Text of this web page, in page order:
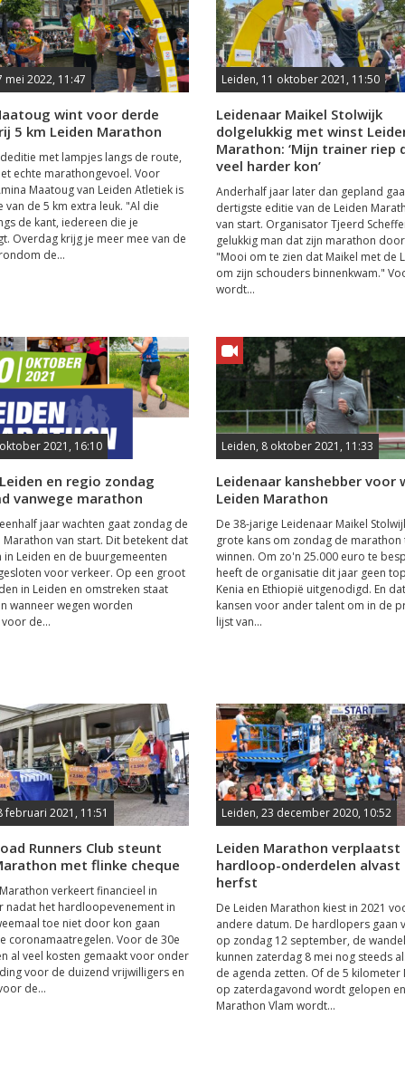
mei 2022, 11:47
wint voor derde
5 km Leiden Marathon
met lampjes langs de route,
echte marathongevoel. Voor
Maatoug van Leiden Atletiek is
van de 5 km extra leuk. "Al die
de kant, iedereen die je
Overdag krijg je meer mee van de
de...
Leiden, 11 oktober 2021, 11:50
Leidenaar Maikel Stolwijk
dolgelukkig met winst
Marathon: ‘Mijn trainer riep
veel harder kon’
Anderhalf jaar later dan gepland
dertigste editie van de Leiden
van start. Organisator Tjeerd
gelukkig man dat zijn marathon
"Mooi om te zien dat Maikel met de
om zijn schouders binnenkwam."
wordt...
2021, 16:10
en regio zondag
vanwege marathon
jaar wachten gaat zondag de
Marathon van start. Dit betekent dat
in Leiden en de buurgemeenten
voor verkeer. Op een groot
in Leiden en omstreken staat
wanneer wegen worden
de...
Leiden, 8 oktober 2021, 11:33
Leidenaar kanshebber voor
Leiden Marathon
De 38-jarige Leidenaar Maikel
grote kans om zondag de marathon
winnen. Om zo'n 25.000 euro te
heeft de organisatie dit jaar geen
Kenia en Ethiopië uitgenodigd. En
kansen voor ander talent om in de
lijst van...
februari 2021, 11:51
Runners Club steunt
met flinke cheque
verkeert financieel in
nadat het hardloopevenement in
toe niet door kon gaan
coronamaatregelen. Voor de 30e
al veel kosten gemaakt voor onder
voor de duizend vrijwilligers en
de...
Leiden, 23 december 2020, 10:52
Leiden Marathon verplaatst
hardloop-onderdelen alvast
herfst
De Leiden Marathon kiest in 2021
andere datum. De hardlopers gaan
op zondag 12 september, de
kunnen zaterdag 8 mei nog steeds
de agenda zetten. Of de 5 kilometer
op zaterdagavond wordt gelopen
Marathon Vlam wordt...